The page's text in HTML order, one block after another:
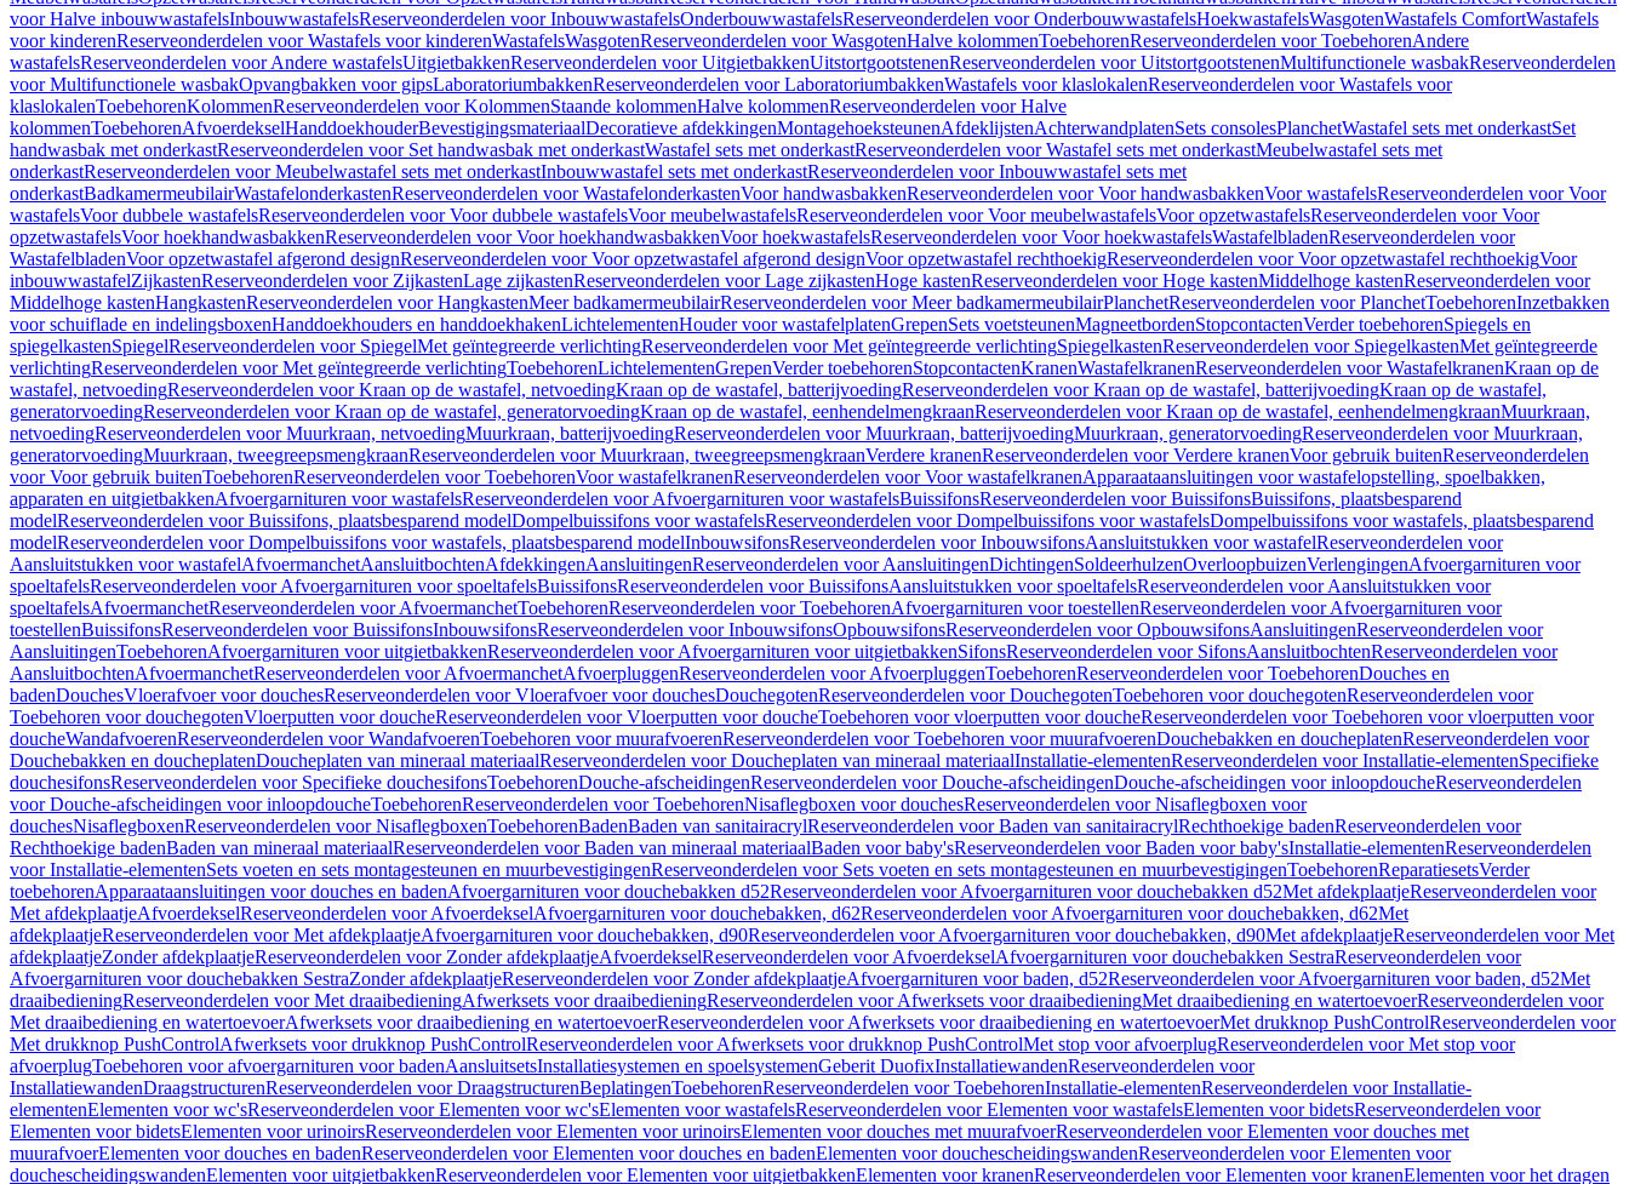
voor Halve inbouwwastafelsInbouwwastafelsReserveonderdelen voor InbouwwastafelsOnderbouwwastafelsReserveonderdelen voor OnderbouwwastafelsHoekwastafelsWasgotenWastafels ComfortWastafels
voor kinderenReserveonderdelen voor Wastafels voor kinderenWastafelsWasgotenReserveonderdelen voor WasgotenHalve kolommenToebehorenReserveonderdelen voor ToebehorenAndere
wastafelsReserveonderdelen voor Andere wastafelsUitgietbakkenReserveonderdelen voor UitgietbakkenUitstortgootstenenReserveonderdelen voor UitstortgootstenenMultifunctionele wasbakReserveonderdelen
voor Multifunctionele wasbakOpvangbakken voor gipsLaboratoriumbakkenReserveonderdelen voor LaboratoriumbakkenWastafels voor klaslokalenReserveonderdelen voor Wastafels voor
klaslokalenToebehorenKolommenReserveonderdelen voor KolommenStaande kolommenHalve kolommenReserveonderdelen voor Halve
kolommenToebehorenAfvoerdekselHanddoekhouderBevestigingsmateriaalDecoratieve afdekkingenMontagehoeksteunenAfdeklijstenAchterwandplatenSets consolesPlanchetWastafel sets met onderkastSet
handwasbak met onderkastReserveonderdelen voor Set handwasbak met onderkastWastafel sets met onderkastReserveonderdelen voor Wastafel sets met onderkastMeubelwastafel sets met
onderkastReserveonderdelen voor Meubelwastafel sets met onderkastInbouwwastafel sets met onderkastReserveonderdelen voor Inbouwwastafel sets met
onderkastBadkamermeubilairWastafelonderkastenReserveonderdelen voor WastafelonderkastenVoor handwasbakkenReserveonderdelen voor Voor handwasbakkenVoor wastafelsReserveonderdelen voor Voor
wastafelsVoor dubbele wastafelsReserveonderdelen voor Voor dubbele wastafelsVoor meubelwastafelsReserveonderdelen voor Voor meubelwastafelsVoor opzetwastafelsReserveonderdelen voor Voor
opzetwastafelsVoor hoekhandwasbakkenReserveonderdelen voor Voor hoekhandwasbakkenVoor hoekwastafelsReserveonderdelen voor Voor hoekwastafelsWastafelbladenReserveonderdelen voor
WastafelbladenVoor opzetwastafel afgerond designReserveonderdelen voor Voor opzetwastafel afgerond designVoor opzetwastafel rechthoekigReserveonderdelen voor Voor opzetwastafel rechthoekigVoor
inbouwwastafelZijkastenReserveonderdelen voor ZijkastenLage zijkastenReserveonderdelen voor Lage zijkastenHoge kastenReserveonderdelen voor Hoge kastenMiddelhoge kastenReserveonderdelen voor
Middelhoge kastenHangkastenReserveonderdelen voor HangkastenMeer badkamermeubilairReserveonderdelen voor Meer badkamermeubilairPlanchetReserveonderdelen voor PlanchetToebehorenInzetbakken
voor schuiflade en indelingsboxenHanddoekhouders en handdoekhakenLichtelementenHouder voor wastafelplatenGrepenSets voetsteunenMagneetbordenStopcontactenVerder toebehorenSpiegels en
spiegelkastenSpiegelReserveonderdelen voor SpiegelMet geïntegreerde verlichtingReserveonderdelen voor Met geïntegreerde verlichtingSpiegelkastenReserveonderdelen voor SpiegelkastenMet geïntegreerde
verlichtingReserveonderdelen voor Met geïntegreerde verlichtingToebehorenLichtelementenGrepenVerder toebehorenStopcontactenKranenWastafelkranenReserveonderdelen voor WastafelkranenKraan op de
wastafel, netvoedingReserveonderdelen voor Kraan op de wastafel, netvoedingKraan op de wastafel, batterijvoedingReserveonderdelen voor Kraan op de wastafel, batterijvoedingKraan op de wastafel,
generatorvoedingReserveonderdelen voor Kraan op de wastafel, generatorvoedingKraan op de wastafel, eenhendelmengkraanReserveonderdelen voor Kraan op de wastafel, eenhendelmengkraanMuurkraan,
netvoedingReserveonderdelen voor Muurkraan, netvoedingMuurkraan, batterijvoedingReserveonderdelen voor Muurkraan, batterijvoedingMuurkraan, generatorvoedingReserveonderdelen voor Muurkraan,
generatorvoedingMuurkraan, tweegreepsmengkraanReserveonderdelen voor Muurkraan, tweegreepsmengkraanVerdere kranenReserveonderdelen voor Verdere kranenVoor gebruik buitenReserveonderdelen
voor Voor gebruik buitenToebehorenReserveonderdelen voor ToebehorenVoor wastafelkranenReserveonderdelen voor Voor wastafelkranenApparaataansluitingen voor wastafelopstelling, spoelbakken,
apparaten en uitgietbakkenAfvoergarnituren voor wastafelsReserveonderdelen voor Afvoergarnituren voor wastafelsBuissifonsReserveonderdelen voor BuissifonsBuissifons, plaatsbesparend
modelReserveonderdelen voor Buissifons, plaatsbesparend modelDompelbuissifons voor wastafelsReserveonderdelen voor Dompelbuissifons voor wastafelsDompelbuissifons voor wastafels, plaatsbesparend
modelReserveonderdelen voor Dompelbuissifons voor wastafels, plaatsbesparend modelInbouwsifonsReserveonderdelen voor InbouwsifonsAansluitstukken voor wastafelReserveonderdelen voor
Aansluitstukken voor wastafelAfvoermanchetAansluitbochtenAfdekkingenAansluitingenReserveonderdelen voor AansluitingenDichtingenSoldeerhulzenOverloopbuizenVerlengingenAfvoergarnituren voor
spoeltafelsReserveonderdelen voor Afvoergarnituren voor spoeltafelsBuissifonsReserveonderdelen voor BuissifonsAansluitstukken voor spoeltafelsReserveonderdelen voor Aansluitstukken voor
spoeltafelsAfvoermanchetReserveonderdelen voor AfvoermanchetToebehorenReserveonderdelen voor ToebehorenAfvoergarnituren voor toestellenReserveonderdelen voor Afvoergarnituren voor
toestellenBuissifonsReserveonderdelen voor BuissifonsInbouwsifonsReserveonderdelen voor InbouwsifonsOpbouwsifonsReserveonderdelen voor OpbouwsifonsAansluitingenReserveonderdelen voor
AansluitingenToebehorenAfvoergarnituren voor uitgietbakkenReserveonderdelen voor Afvoergarnituren voor uitgietbakkenSifonsReserveonderdelen voor SifonsAansluitbochtenReserveonderdelen voor
AansluitbochtenAfvoermanchetReserveonderdelen voor AfvoermanchetAfvoerpluggenReserveonderdelen voor AfvoerpluggenToebehorenReserveonderdelen voor ToebehorenDouches en
badenDouchesVloerafvoer voor douchesReserveonderdelen voor Vloerafvoer voor douchesDouchegotenReserveonderdelen voor DouchegotenToebehoren voor douchegotenReserveonderdelen voor
Toebehoren voor douchegotenVloerputten voor doucheReserveonderdelen voor Vloerputten voor doucheToebehoren voor vloerputten voor doucheReserveonderdelen voor Toebehoren voor vloerputten voor
doucheWandafvoerenReserveonderdelen voor WandafvoerenToebehoren voor muurafvoerenReserveonderdelen voor Toebehoren voor muurafvoerenDouchebakken en doucheplatenReserveonderdelen voor
Douchebakken en doucheplatenDoucheplaten van mineraal materiaalReserveonderdelen voor Doucheplaten van mineraal materiaalInstallatie-elementenReserveonderdelen voor Installatie-elementenSpecifieke
douchesifonsReserveonderdelen voor Specifieke douchesifonsToebehorenDouche-afscheidingenReserveonderdelen voor Douche-afscheidingenDouche-afscheidingen voor inloopdoucheReserveonderdelen
voor Douche-afscheidingen voor inloopdoucheToebehorenReserveonderdelen voor ToebehorenNisaflegboxen voor douchesReserveonderdelen voor Nisaflegboxen voor
douchesNisaflegboxenReserveonderdelen voor NisaflegboxenToebehorenBadenBaden van sanitairacrylReserveonderdelen voor Baden van sanitairacrylRechthoekige badenReserveonderdelen voor
Rechthoekige badenBaden van mineraal materiaalReserveonderdelen voor Baden van mineraal materiaalBaden voor baby'sReserveonderdelen voor Baden voor baby'sInstallatie-elementenReserveonderdelen
voor Installatie-elementenSets voeten en sets montagesteunen en muurbevestigingenReserveonderdelen voor Sets voeten en sets montagesteunen en muurbevestigingenToebehorenReparatiesetsVerder
toebehorenApparaataansluitingen voor douches en badenAfvoergarnituren voor douchebakken d52Reserveonderdelen voor Afvoergarnituren voor douchebakken d52Met afdekplaatjeReserveonderdelen voor
Met afdekplaatjeAfvoerdekselReserveonderdelen voor AfvoerdekselAfvoergarnituren voor douchebakken, d62Reserveonderdelen voor Afvoergarnituren voor douchebakken, d62Met
afdekplaatjeReserveonderdelen voor Met afdekplaatjeAfvoergarnituren voor douchebakken, d90Reserveonderdelen voor Afvoergarnituren voor douchebakken, d90Met afdekplaatjeReserveonderdelen voor Met
afdekplaatjeZonder afdekplaatjeReserveonderdelen voor Zonder afdekplaatjeAfvoerdekselReserveonderdelen voor AfvoerdekselAfvoergarnituren voor douchebakken SestraReserveonderdelen voor
Afvoergarnituren voor douchebakken SestraZonder afdekplaatjeReserveonderdelen voor Zonder afdekplaatjeAfvoergarnituren voor baden, d52Reserveonderdelen voor Afvoergarnituren voor baden, d52Met
draaibedieningReserveonderdelen voor Met draaibedieningAfwerksets voor draaibedieningReserveonderdelen voor Afwerksets voor draaibedieningMet draaibediening en watertoevoerReserveonderdelen voor
Met draaibediening en watertoevoerAfwerksets voor draaibediening en watertoevoerReserveonderdelen voor Afwerksets voor draaibediening en watertoevoerMet drukknop PushControlReserveonderdelen voor
Met drukknop PushControlAfwerksets voor drukknop PushControlReserveonderdelen voor Afwerksets voor drukknop PushControlMet stop voor afvoerplugReserveonderdelen voor Met stop voor
afvoerplugToebehoren voor afvoergarnituren voor badenAansluitsetsInstallatiesystemen en spoelsystemenGeberit DuofixInstallatiewandenReserveonderdelen voor
InstallatiewandenDraagstructurenReserveonderdelen voor DraagstructurenBeplatingenToebehorenReserveonderdelen voor ToebehorenInstallatie-elementenReserveonderdelen voor Installatie-
elementenElementen voor wc'sReserveonderdelen voor Elementen voor wc'sElementen voor wastafelsReserveonderdelen voor Elementen voor wastafelsElementen voor bidetsReserveonderdelen voor
Elementen voor bidetsElementen voor urinoirsReserveonderdelen voor Elementen voor urinoirsElementen voor douches met muurafvoerReserveonderdelen voor Elementen voor douches met
muurafvoerElementen voor douches en badenReserveonderdelen voor Elementen voor douches en badenElementen voor douchescheidingswandenReserveonderdelen voor Elementen voor
douchescheidingswandenElementen voor uitgietbakkenReserveonderdelen voor Elementen voor uitgietbakkenElementen voor kranenReserveonderdelen voor Elementen voor kranenElementen voor het dragen